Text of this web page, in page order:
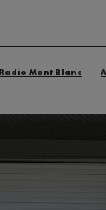
Radio Mont Blanc